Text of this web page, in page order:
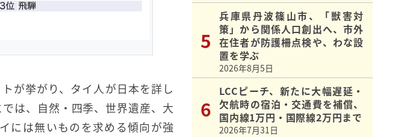
が挙がり、タイ人が日本を詳し
は、自然・四季、世界遺産、大
には無いものを求める傾向が強
兵庫県丹波篠山市、「獣害対
策」から関係人口創出へ、市外
在住者が防護柵点検や、わな設
置を学ぶ
2026年8月5日
LCCピーチ、新たに大幅遅延・
欠航時の宿泊・交通費を補償、
国内線1万円・国際線2万円まで
2026年7月31日